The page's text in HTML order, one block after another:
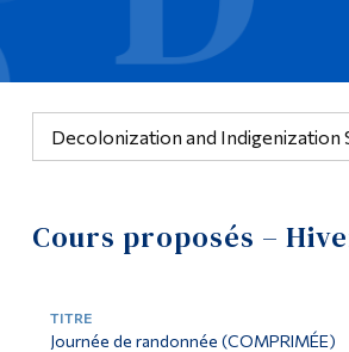
Decolonization and Indigenization
Cours offerts
Cours proposés –
Journée de randonnée (COMPRIMÉE)
Omnivox
Liens
Informations